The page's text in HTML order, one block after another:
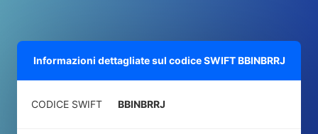
Informazioni dettagliate sul codice SWIFTBBINBRRJ
CODICE SWIFT BBINBRRJ